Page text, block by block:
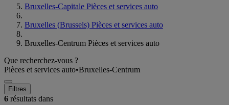
Bruxelles-Capitale Pièces et services auto
Bruxelles (Brussels) Pièces et services auto
Bruxelles-Centrum Pièces et services auto
Que recherchez-vous ?
Pièces et services auto•Bruxelles-Centrum
Filtres
6 résultats dans